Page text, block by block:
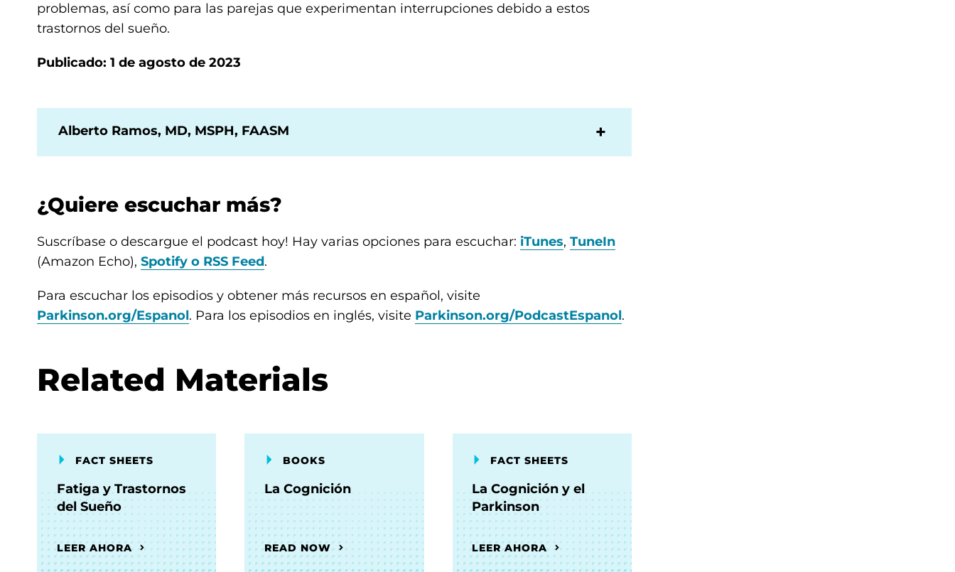
problemas, así como para las parejas que experimentan interrupciones debido a estos
trastornos del sueño.
Publicado: 1 de agosto de 2023
Alberto Ramos, MD, MSPH, FAASM
¿Quiere escuchar más?
Suscríbase o descargue el podcast hoy! Hay varias opciones para escuchar: iTunes, TuneIn
(Amazon Echo), Spotify o RSS Feed.
Para escuchar los episodios y obtener más recursos en español, visite
Parkinson.org/Espanol. Para los episodios en inglés, visite Parkinson.org/PodcastEspanol.
Related Materials
FACT SHEETS
Fatiga y Trastornos
del Sueño
LEER AHORA
BOOKS
La Cognición
READ NOW
FACT SHEETS
La Cognición y el
Parkinson
LEER AHORA